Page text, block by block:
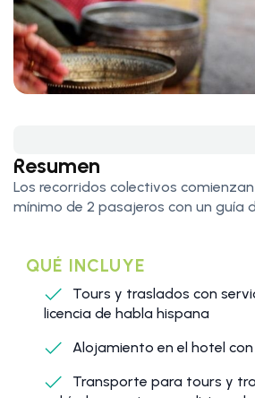
Resumen
Los recorridos colectivos
mínimo de 2 pasajeros con un guía
QUÉ INCLUYE
Tours y traslados con
licencia de habla hispana
Alojamiento en el hotel
Transporte para tours y